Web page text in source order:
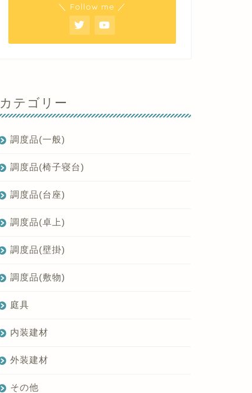
＼ Follow me ／
カテゴリー
調度品(一般)
調度品(椅子寝台)
調度品(台座)
調度品(卓上)
調度品(壁掛)
調度品(敷物)
庭具
内装建材
外装建材
その他